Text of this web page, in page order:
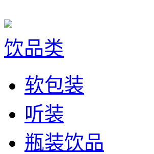
饮品类
软包装
听装
瓶装饮品